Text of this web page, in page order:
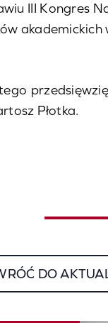
III Kongres
Płotka.
DO